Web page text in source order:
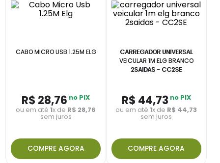
CABO MICRO USB 1.25M ELG
R$ 28,76 no PIX
ou em até1x de R$ 28,76
sem juros
COMPRE AGORA
CARREGADOR UNIVERSAL
VEICULAR 1M ELG BRANCO
2SAIDAS - CC2SE
R$ 44,73 no PIX
ou em até1x de R$ 44,73
sem juros
COMPRE AGORA